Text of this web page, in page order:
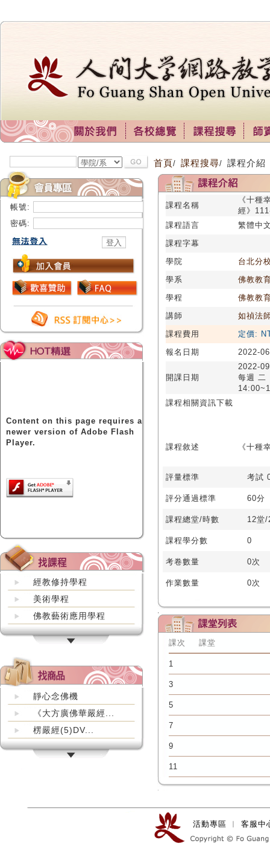
帳號:
密碼:
Content on this page requires a
newer version of Adobe Flash
Player.
經教修持學程
美術學程
佛教藝術應用學程
靜心念佛機
《大方廣佛華嚴經...
楞嚴經(5)DV...
首頁/ 課程搜尋/ 課程介紹
課程名稱
《十種
經》
課程語言
繁體中
課程字幕
學院
台北分
學系
佛教教
學程
佛教教
講師
如禎法
課程費用
定價:
報名日期
2022-
開課日期
2022-
每週 二
課程相關資訊下載
課程敘述 《十種
評量標準 考試
評分通過標準 60分
課程總堂/時數 12堂/
課程學分數 0
考卷數量 0次
作業數量 0次
課次 課堂
1
3
5
7
9
11
活動專區 ︱ 客服中